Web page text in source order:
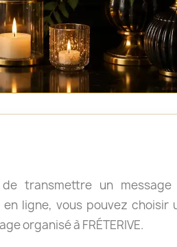
transmettre un
ligne, vous pouvez choisir
organisé à FRÉTERIVE.